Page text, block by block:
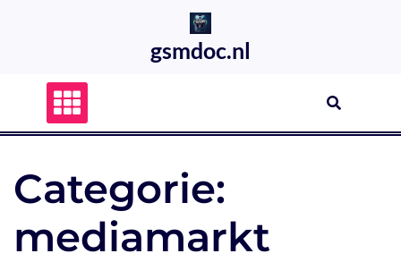
gsmdoc.nl
Categorie:
mediamarkt